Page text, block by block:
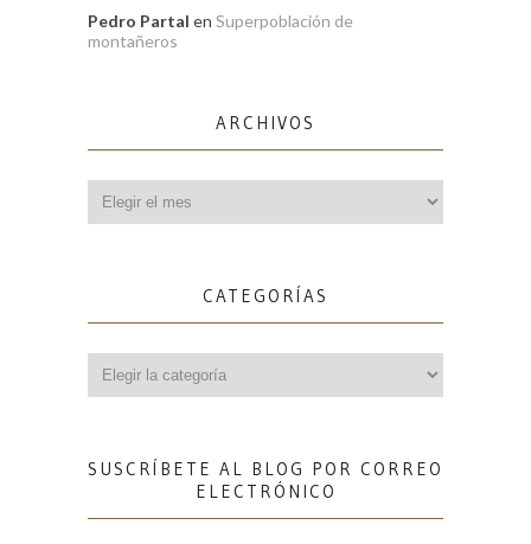
Pedro Partal en Superpoblación de
montañeros
ARCHIVOS
CATEGORÍAS
SUSCRÍBETE AL BLOG POR CORREO
ELECTRÓNICO